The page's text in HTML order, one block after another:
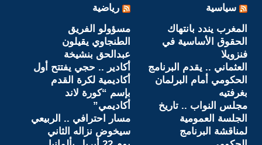
سياسية
المغرب يندد بانتهاك
الحقوق الأساسية في
فنزويلا
العثماني .. يقدم البرنامج
الحكومي أمام البرلمان
بغرفتيه
مجلس النواب .. تاريخ
الجلسة العمومية
لمناقشة البرنامج
رياضية
مسؤولو الفريق
الطنجاوي يقيلون
عبدالحق بنشيخة
أكادير .. حجي يفتتح أول
أكاديمية لكرة القدم
بإسم “كورة لاند
أكاديمي”
مسار احترافي .. الربيعي
سيخوض نزاله الثاني